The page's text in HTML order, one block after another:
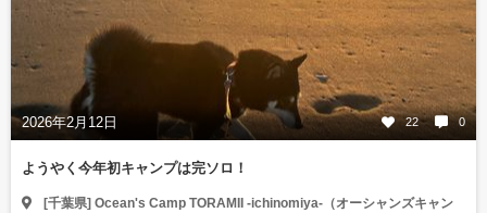
2026年2月12日 22 0
ようやく今年初キャンプは完ソロ！
[千葉県] Ocean's Camp TORAMII -ichinomiya-（オーシャンズキャン